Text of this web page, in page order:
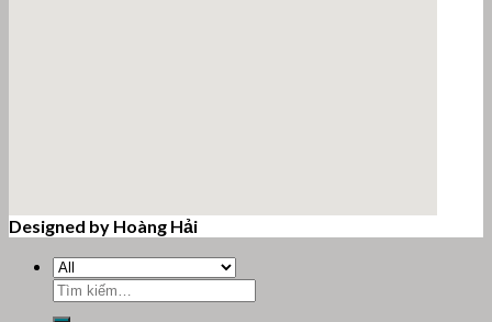
Designed by Hoàng Hải
Tìm
kiếm: